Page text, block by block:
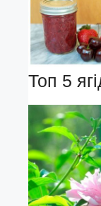
Топ 5